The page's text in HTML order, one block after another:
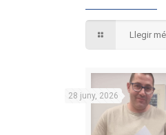
Llegir
28 juny, 2026